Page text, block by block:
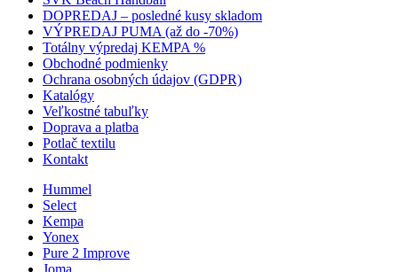
DOPREDAJ – posledné kusy skladom
VÝPREDAJ PUMA (až do -70%)
Totálny výpredaj KEMPA %
Obchodné podmienky
Ochrana osobných údajov (GDPR)
Katalógy
Veľkostné tabuľky
Doprava a platba
Potlač textilu
Kontakt
Hummel
Select
Kempa
Yonex
Pure 2 Improve
Joma